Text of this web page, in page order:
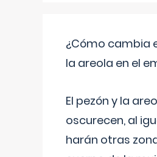
¿Cómo cambia
la areola en el
El pezón y la
oscurecen, al
harán otras